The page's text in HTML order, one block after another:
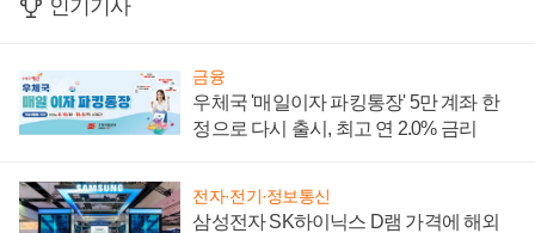
인기기사
금융
우체국 '매일이자 파킹통장' 5만 계좌 한
정으로 다시 출시, 최고 연 2.0% 금리
전자·전기·정보통신
삼성전자 SK하이닉스 D램 가격에 해외